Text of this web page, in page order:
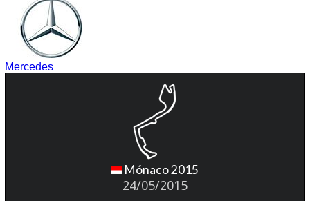
Mercedes
Mónaco 2015
24/05/2015